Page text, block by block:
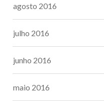
agosto 2016
julho 2016
junho 2016
maio 2016